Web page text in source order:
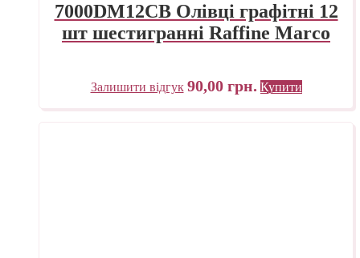
7000DM12CB Олівці графітні 12
шт шестигранні Raffine Marco
Залишити відгук 90,00 грн. Купити